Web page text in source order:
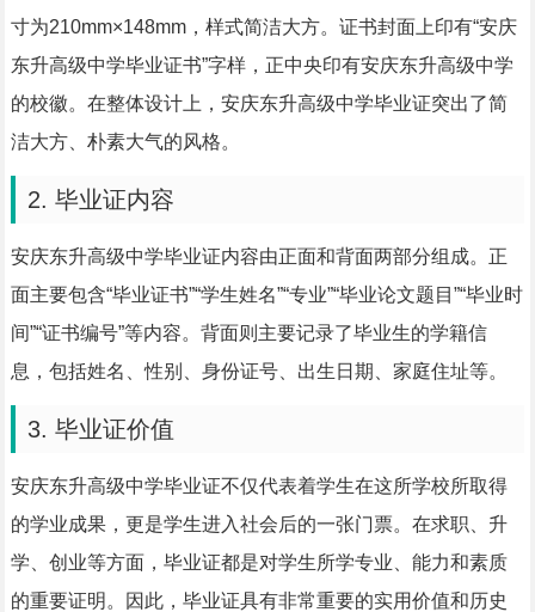
寸为210mm×148mm，样式简洁大方。证书封面上印有“安庆
东升高级中学毕业证书”字样，正中央印有安庆东升高级中学
的校徽。在整体设计上，安庆东升高级中学毕业证突出了简
洁大方、朴素大气的风格。
2. 毕业证内容
安庆东升高级中学毕业证内容由正面和背面两部分组成。正
面主要包含“毕业证书”“学生姓名”“专业”“毕业论文题目”“毕业时
间”“证书编号”等内容。背面则主要记录了毕业生的学籍信
息，包括姓名、性别、身份证号、出生日期、家庭住址等。
3. 毕业证价值
安庆东升高级中学毕业证不仅代表着学生在这所学校所取得
的学业成果，更是学生进入社会后的一张门票。在求职、升
学、创业等方面，毕业证都是对学生所学专业、能力和素质
的重要证明。因此，毕业证具有非常重要的实用价值和历史